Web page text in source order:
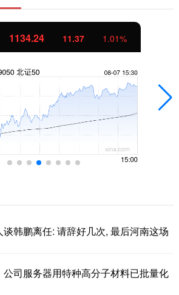
1134.24 11.37 1.01%
韩鹏离任: 请辞好几次, 最后河南这场
司服务器用特种高分子材料已批量化